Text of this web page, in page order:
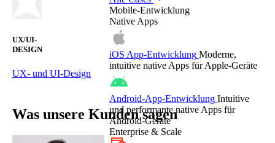
UX/UI-
DESIGN
UX- und UI-Design
Was unsere Kunden sagen
Mobile-Entwicklung
Native Apps
iOS App-Entwicklung Moderne,
intuitive native Apps für Apple-Geräte
Android-App-Entwicklung Intuitive
und performante native Apps für
Android-Geräte
Enterprise & Scale